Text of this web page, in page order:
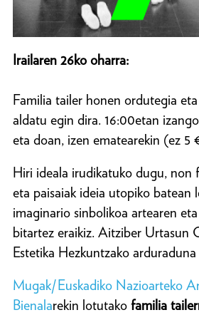
Irailaren 26ko oharra:
Familia tailer honen ordutegia
aldatu egin dira. 16:00etan
eta doan, izen ematearekin (ez 5
Hiri ideala irudikatuko dugu, non
eta paisaiak ideia utopiko batean
imaginario sinbolikoa artearen
bitartez eraikiz. Aitziber Urtasun
Estetika Hezkuntzako arduraduna
Mugak/Euskadiko Nazioarteko
Bienalarekin lotutako familia